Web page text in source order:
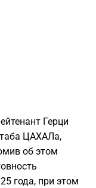
Герци
ЦАХАЛа,
об этом
года, при этом